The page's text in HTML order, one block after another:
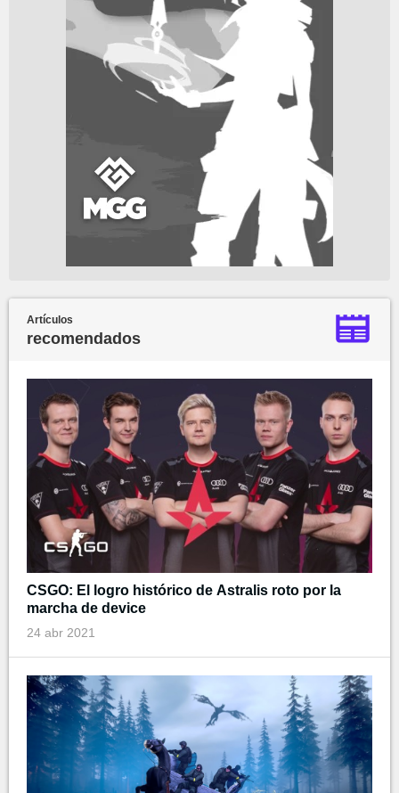
Artículos
recomendados
CSGO: El logro histórico de Astralis roto por la
marcha de device
24 abr 2021